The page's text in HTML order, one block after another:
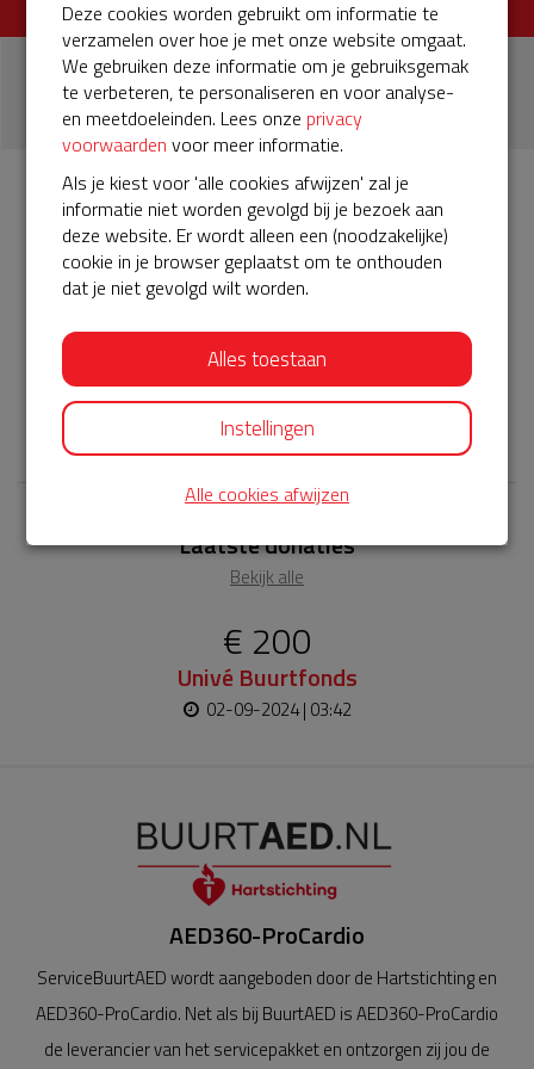
1
donatie
Info Donateurs 1
Het servicepakket van onze BuurtAED bij "de
AED gebruiksklaar blijft. Help je mee? Doneer voor ons
servicepakket!
Laatste donaties
Bekijk alle
€ 200
Univé Buurtfonds
02-09-2024 | 03:42
AED360-ProCardio
ServiceBuurtAED wordt aangeboden door de Hartstichting en
AED360-ProCardio. Net als bij BuurtAED is AED360-ProCardio
de leverancier van het servicepakket en ontzorgen zij jou de
Deze cookies worden gebruikt om informatie te
verzamelen over hoe je met onze website omgaat.
We gebruiken deze informatie om je gebruiksgemak
te verbeteren, te personaliseren en voor analyse-
en meetdoeleinden. Lees onze privacy
voorwaarden voor meer informatie.
Als je kiest voor 'alle cookies afwijzen' zal je
informatie niet worden gevolgd bij je bezoek aan
deze website. Er wordt alleen een (noodzakelijke)
cookie in je browser geplaatst om te onthouden
dat je niet gevolgd wilt worden.
Alles toestaan
Instellingen
Alle cookies afwijzen